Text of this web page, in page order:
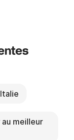
meilleur